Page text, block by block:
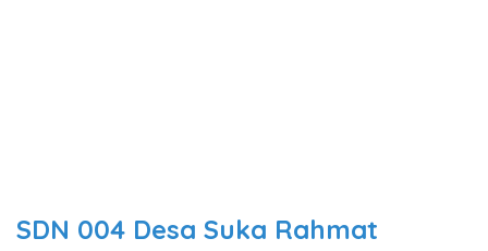
SDN 004 Desa Suka Rahmat